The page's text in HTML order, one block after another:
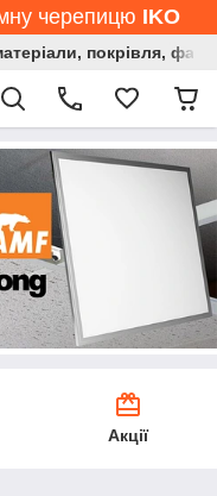
черепицю IKO
покрівля,
Акції